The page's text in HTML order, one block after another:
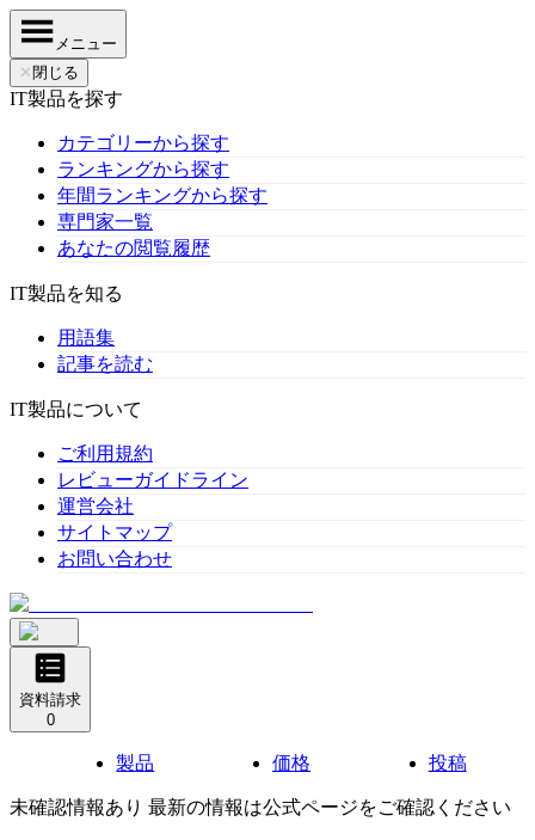
メニュー
✕ 閉じる
IT製品を探す
カテゴリーから探す
ランキングから探す
年間ランキングから探す
専門家一覧
あなたの閲覧履歴
IT製品を知る
用語集
記事を読む
IT製品について
ご利用規約
レビューガイドライン
運営会社
サイトマップ
お問い合わせ
資料請求
0
製品 価格 投稿
未確認情報あり 最新の情報は公式ページをご確認ください